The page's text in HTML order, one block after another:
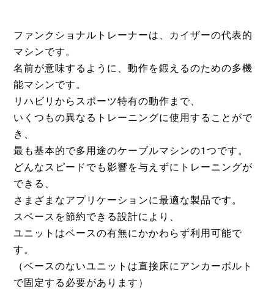
ファンクショナルトレーナーは、カイザーの代表的
マシンです。
名前が意味するように、動作を鍛えるのための多機
能マシンです。
リハビリからスポーツ特有の動作まで、
いくつもの異なるトレーニングに使用することがで
き、
最も基本的で多用途のケーブルマシンの1つです。
どんなスピードでも影響を与えずにトレーニングが
できる、
さまざまなアプリケーションに最適な製品です。
スペースを節約できる設計により、
ユニットはベースの有無にかかわらず利用可能で
す。
（ベースのないユニットは直接床にアンカーボルト
で固定する必要があります）